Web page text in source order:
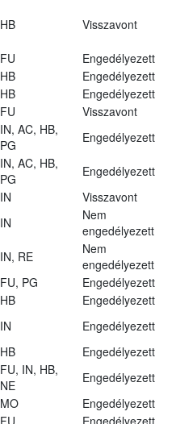
HB Visszavont
FU
Engedélyezett
HB
Engedélyezett
HB
Engedélyezett
FU
Visszavont
IN, AC, HB,
PG
Engedélyezett
IN, AC, HB,
PG
Engedélyezett
IN
Visszavont
IN
Nem
engedélyezett
IN, RE
Nem
engedélyezett
FU, PG
Engedélyezett
HB
Engedélyezett
IN
Engedélyezett
HB
Engedélyezett
FU, IN, HB,
NE
Engedélyezett
MO
Engedélyezett